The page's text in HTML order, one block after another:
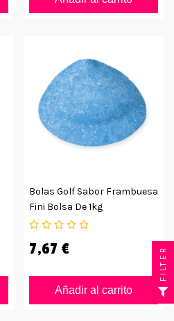
Bolas Golf Sabor Frambuesa
Fini Bolsa De 1kg
7,67 €
Añadir al carrito
FILTER